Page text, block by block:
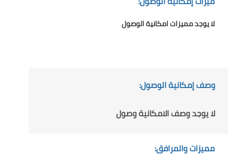
لا يوجد مميزات امكانية الوصول
وصف إمكانية الوصول:
لا يوجد وصف الامكانية وصول
مميزات والمرافق: